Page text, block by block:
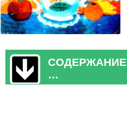
СОДЕРЖАНИЕ
…